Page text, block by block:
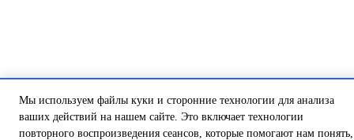
Мы используем файлы куки и сторонние технологии для анализа
ваших действий на нашем сайте. Это включает технологии
повторного воспроизведения сеансов, которые помогают нам понять,